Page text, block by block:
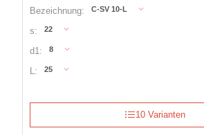
Bezeichnung:
C-SV 10-L
s: 22
d1: 8
L: 25
10 Varianten